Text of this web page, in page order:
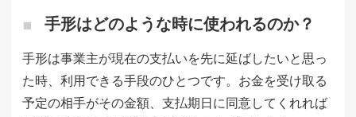
手形はどのような時に使われるのか？
手形は事業主が現在の支払いを先に延ばしたいと思っ
た時、利用できる手段のひとつです。お金を受け取る
予定の相手がその金額、支払期日に同意してくれれば